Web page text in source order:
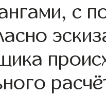
с